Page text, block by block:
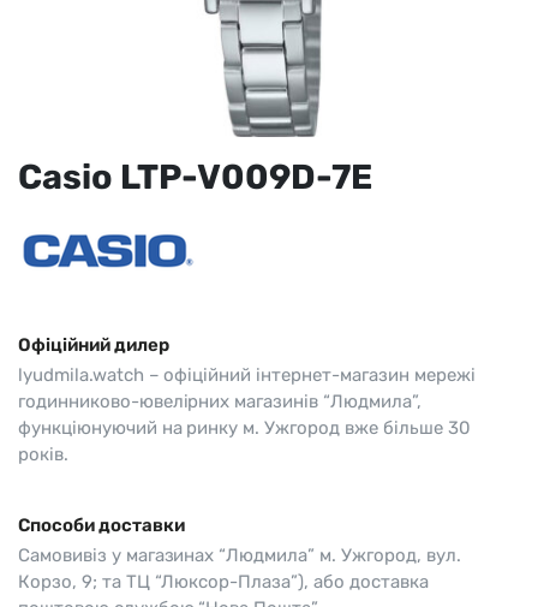
Casio LTP-V009D-7E
Офіційний дилер
lyudmila.watch – офіційний інтернет-магазин мережі
годинниково-ювелірних магазинів “Людмила”,
функціюнуючий на ринку м. Ужгород вже більше 30
років.
Способи доставки
Самовивіз у магазинах “Людмила” м. Ужгород, вул.
Корзо, 9; та ТЦ “Люксор-Плаза”), або доставка